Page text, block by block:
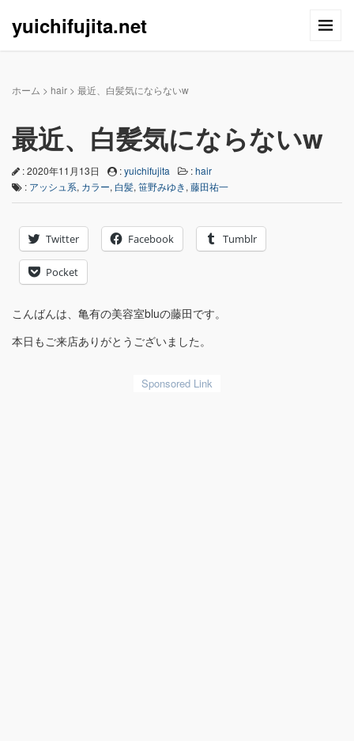
yuichifujita.net
ホーム > hair > 最近、白髪気にならないw
最近、白髪気にならないw
: 2020年11月13日 :yuichifujita :hair
: アッシュ系, カラー, 白髪, 笹野みゆき, 藤田祐一
Twitter Facebook Tumblr
Pocket
こんばんは、亀有の美容室bluの藤田です。
本日もご来店ありがとうございました。